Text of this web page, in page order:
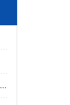
智能真三轴试验仪TT-Z1-苏州拓测仪器设备有限公司